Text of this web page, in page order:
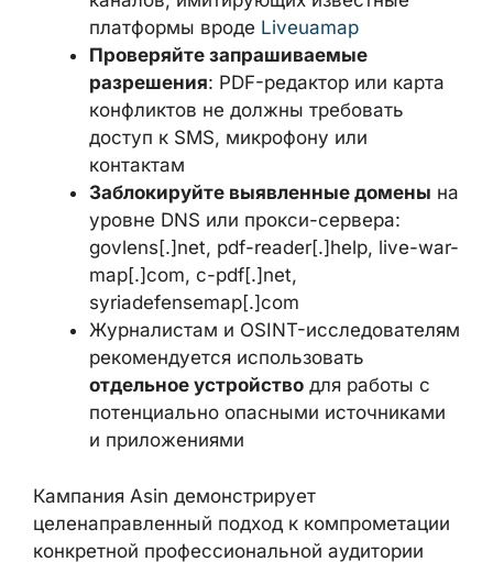
Критически оценивайте ссылки из
Telegram и Facebook, особенно из
каналов, имитирующих известные
платформы вродеLiveuamap
Проверяйте запрашиваемые
разрешения
: PDF-редактор или
карта конфликтов не должны
требовать доступ к SMS, микрофону
или контактам
Заблокируйте выявленные домены
на уровне DNS или прокси-сервера:
govlens[.]net, pdf-reader[.]help, live-
war-map[.]com, c-pdf[.]net,
syriadefensemap[.]com
Журналистам и OSINT-
исследователям рекомендуется
использовать
для работы с потенциально
опасными источниками и
приложениями